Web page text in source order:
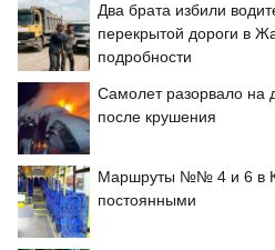
Два брата избили
перекрытой дороги в
подробности
Самолет разорвало на
после крушения
Маршруты №№ 4 и 6 в
постоянными